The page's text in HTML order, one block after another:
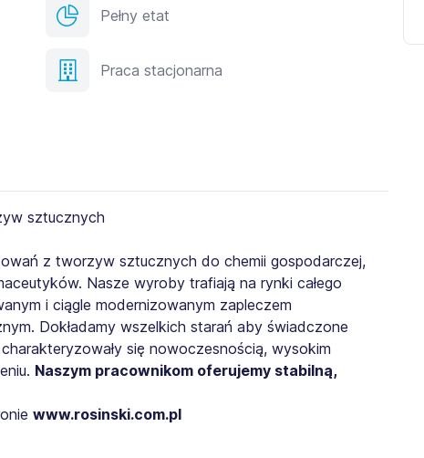
Pełny etat
Praca stacjonarna
z tworzyw sztucznych do chemii gospodarczej,
Nasze wyroby trafiają na rynki całego
i ciągle modernizowanym zapleczem
Dokładamy wszelkich starań aby świadczone
się nowoczesnością, wysokim
Naszym pracownikom oferujemy stabilną,
www.rosinski.com.pl